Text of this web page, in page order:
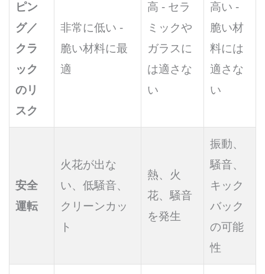
ピン
グ／
クラ
ック
のリ
スク
非常に低い -
脆い材料に最
適
高 - セラ
ミックや
ガラスに
は適さな
い
高い -
脆い材
料には
適さな
い
安全
運転
火花が出な
い、低騒音、
クリーンカッ
ト
熱、火
花、騒音
を発生
振動、
騒音、
キック
バック
の可能
性